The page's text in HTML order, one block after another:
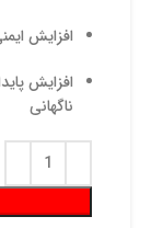
افزایش
افزایش
ناگهانی